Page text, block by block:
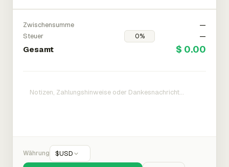
Zwischensumme
—
Steuer
—
Gesamt $ 0.00
Währung $USD